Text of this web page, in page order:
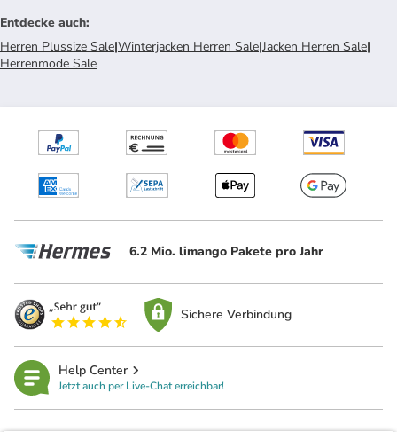
Entdecke auch:
Herren Plussize Sale|Winterjacken Herren Sale|Jacken Herren Sale|
Herrenmode Sale
6.2 Mio. limango Pakete pro Jahr
Sichere Verbindung
Help Center
Jetzt auch per Live-Chat erreichbar!